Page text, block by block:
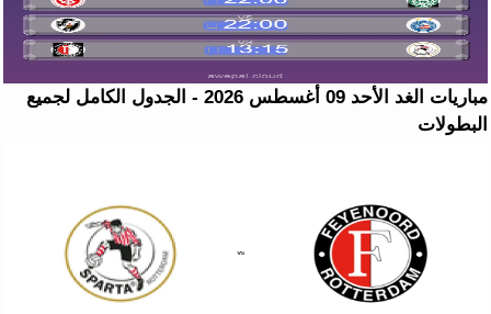
مباريات الغد الأحد 09 أغسطس 2026 - الجدول الكامل لجميع
البطولات